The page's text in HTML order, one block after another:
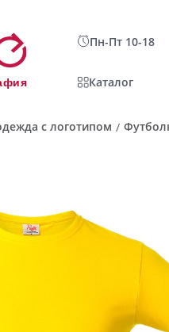
Пн-Пт 10-18
Каталог
с логотипом /